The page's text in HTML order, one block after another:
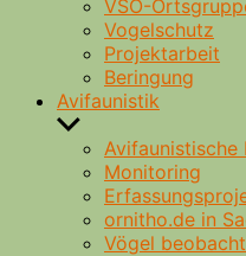
VSO-
Vogelschutz
Projektarbeit
Beringung
Avifaunistik
Untermenü
anzeigenAvifaunistische
Monitoring
ornitho.de in
Vögel